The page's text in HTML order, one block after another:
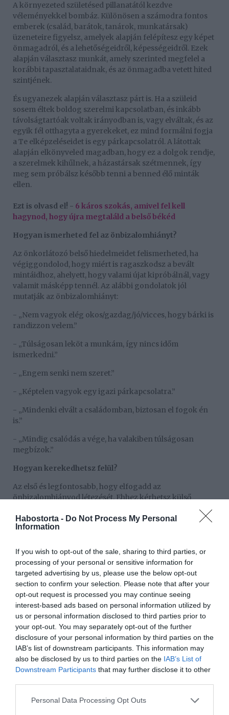
Habostorta - Do Not Process My Personal
Information
If you wish to opt-out of the sale, sharing to third parties, or
processing of your personal or sensitive information for
targeted advertising by us, please use the below opt-out
section to confirm your selection. Please note that after your
opt-out request is processed you may continue seeing
interest-based ads based on personal information utilized by
us or personal information disclosed to third parties prior to
your opt-out. You may separately opt-out of the further
disclosure of your personal information by third parties on the
IAB’s list of downstream participants. This information may
also be disclosed by us to third parties on the IAB’s List of
Downstream Participants that may further disclose it to other
Please note that this website/app uses one or more Google
Personal Data Processing Opt Outs
A környezeted születésed pillanatától kezdve
véleményekkel bombáz. Különösen a számodra fontos
emberek (család, barátok, tanárok, munkatársak)
üzeneteire figyelsz, amelyek alapján felépítesz egy képet
önmagadról, és a lehetőségeidről, képességeidről. Ezek
alapján választasz munkát, amely szerinted megfelel a
korábbi tapasztalataidnak, és az önmagadba vetett hited
szintjének.
És ugyanezek alapján választasz párt is. Ha a szüleid
sosem éltek boldog szerelmi kapcsolatban, és inkább
távolságtartóak voltak irányodban is, vagy elváltak, és az
egyik fél otthagyta a gyerekeket, ez mind formálni fogja
a Te elképzeléseidet is egy párkapcsolatról. A látottak
alapján elkönyveled magadban, hogy ez a dolgok rendje,
a szerelmek kihűlnek, a házastársak szétmennek, így
meg sem próbálsz később tenni a benned élő minták
ellen.
Ezt is olvasd el! - 6 káros szokás, amivel fel kell
hagynod, hogy újra megtaláld a belső békéd
Hogyan ismerheted fel az önbizalomhiányt?
Az önkorlátozó belső hiedelmeidet felismerheted, ha
végiggondolod, hogy miért is ragaszkodsz a bevált
mintáidhoz, ahelyett, hogy valami újat kipróbálnál, vagy
valamit másképp tennél. Az alábbi gondolatok jól
mutatják az önbizalomhiányt:
- „Nem vagyok elég okos/gazdag/jó/vicces, hogy bárki is
randizzon velem.”
- „Túlságosan leköt a munkám, így nincs időm
ismerkedni.”
- „Engem senki nem szeret.”
- „Képtelen vagyok egy igazi párkapcsolatra.”
- „Mindenki elvált a családomban, biztosan el fogok én
is.”
- „Mindig csalódás a vége, ha valakiben túlságosan
megbízok.”
Hogyan kerekedhetsz felül?
Az első és legfontosabb, hogy elfogadd az
önbizalomhiányod létezését. Ehhez kérhetsz külső
segítséget, egy szakember támogatásával könnyebben
beazonosíthatod a benned élő mintákat, és azok eredetét.
átléphess a korlátaidon!
Állíts fel minicélokat, hogy megváltoztasd a
hozzáállásodat!
Amikor változtatsz a gondolataidon, akkor másként
fogsz viselkedni is. Kezdd kis, elérhető célkitűzésekkel,
amelyek segítenek növelni az önbizalmadat. Ha például
eddig nem mertél senkiben sem bízni, akkor minden
nap keress valamit, amely bizonyítja, hogy igenis vannak
körülötted olyan emberek, akiknek hihetsz.
Engedd el a múltat!
Bármi is történt a családodban a múltban, nem az
határozza meg, hogy a jövőd hogyan fog alakulni. Lásd